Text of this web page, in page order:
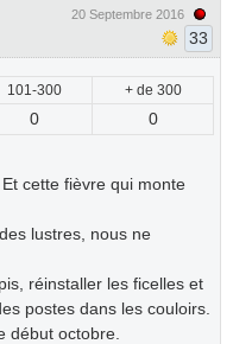
20 Septembre 2016
33
101-300 + de 300
0 0
cette fièvre qui monte
lustres, nous ne
réinstaller les ficelles et
postes dans les couloirs.
début octobre.